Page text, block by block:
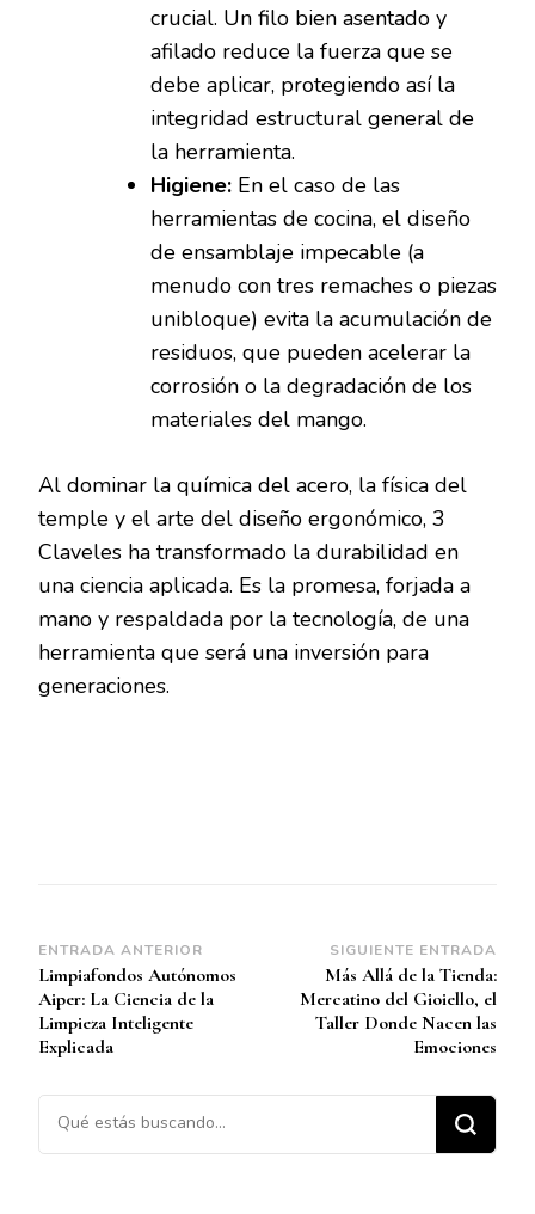
crucial. Un filo bien asentado y
afilado reduce la fuerza que se
debe aplicar, protegiendo así la
integridad estructural general de
la herramienta.
Higiene: En el caso de las
herramientas de cocina, el diseño
de ensamblaje impecable (a
menudo con tres remaches o piezas
unibloque) evita la acumulación de
residuos, que pueden acelerar la
corrosión o la degradación de los
materiales del mango.
Al dominar la química del acero, la física del
temple y el arte del diseño ergonómico, 3
Claveles ha transformado la durabilidad en
una ciencia aplicada. Es la promesa, forjada a
mano y respaldada por la tecnología, de una
herramienta que será una inversión para
generaciones.
Navegación
de
entradas
ENTRADA ANTERIOR
Limpiafondos Autónomos
Aiper: La Ciencia de la
Limpieza Inteligente
Explicada
SIGUIENTE ENTRADA
Más Allá de la Tienda:
Mercatino del Gioiello, el
Taller Donde Nacen las
Emociones
¿Buscas algo?